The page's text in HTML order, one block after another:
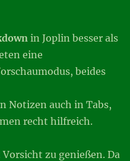
in Joplin besser als
eine
beides
Notizen auch in Tabs,
recht hilfreich.
zu genießen. Da